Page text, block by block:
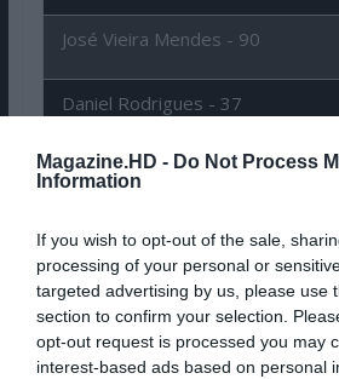
Magazine.HD - Do Not Process
Information
If you wish to opt-out of the sale,
processing of your personal or
targeted advertising by us, please use
section to confirm your selection.
opt-out request is processed you may
interest-based ads based on personal
José Vieira Mendes - 90
Daniel Rodrigues - 37
Rui Ribeiro -96
Maggie Silva -65
Inês Serra -70
CONCLUSÃO